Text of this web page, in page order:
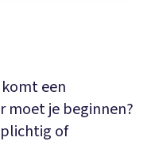
een
moet je beginnen?
of